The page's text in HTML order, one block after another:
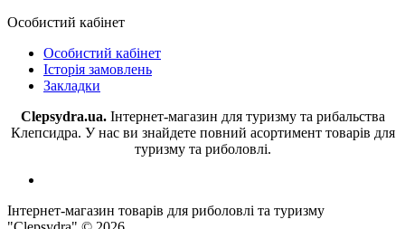
Особистий кабінет
Особистий кабінет
Історія замовлень
Закладки
Clepsydra.ua. Інтернет-магазин для туризму та рибальства
Клепсидра. У нас ви знайдете повний асортимент товарів для
туризму та риболовлі.
Інтернет-магазин товарів для риболовлі та туризму